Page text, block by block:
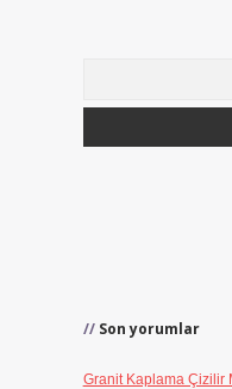
Son yorumlar
Granit Kaplama Çizilir